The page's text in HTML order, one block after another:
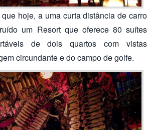
hoje, a uma curta distância de carro
um Resort que oferece 80 suítes
de dois quartos com vistas
circundante e do campo de golfe.